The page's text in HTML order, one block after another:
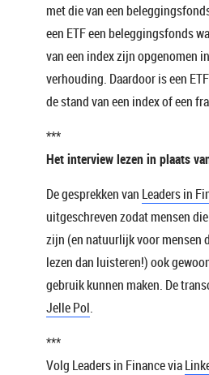
met die van een
een ETF een beleggingsfonds
van een index zijn opgenomen
verhouding. Daardoor is een
de stand van een index of een
***
Het interview lezen in plaats
De gesprekken van Leaders in
uitgeschreven zodat mensen
zijn (en natuurlijk voor mensen
lezen dan luisteren!) ook
gebruik kunnen maken. De
Jelle Pol.
***
Volg Leaders in Finance via